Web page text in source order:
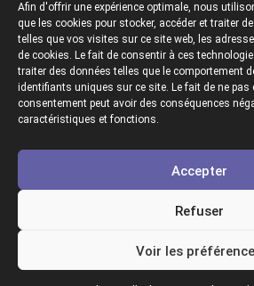
Afin d'offrir une expérience optimale, nous
que les cookies pour stocker, accéder et traiter
telles que vos visites sur ce site web, les
de cookies. Le fait de consentir à ces
traiter des données telles que le comportement
identifiants uniques sur ce site. Le fait de ne pas
consentement peut avoir des conséquences
caractéristiques et fonctions.
Accepter
Refuser
Voir les
Collèges et instituts Canada est